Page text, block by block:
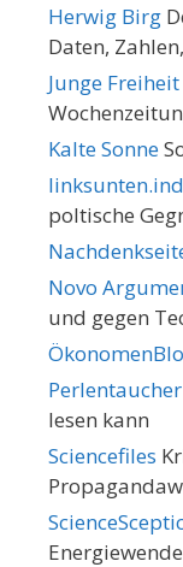
Herwig Birg
Daten,
Junge Freiheit
Kalte Sonne
poltische
Novo
und gegen
Perlentaucher
lesen kann
Sciencefiles